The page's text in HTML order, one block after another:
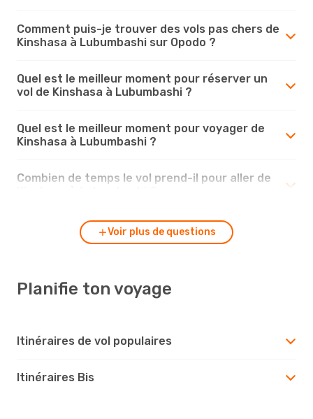
Comment puis-je trouver des vols pas chers de
Kinshasa à Lubumbashi sur Opodo ?
Quel est le meilleur moment pour réserver un
vol de Kinshasa à Lubumbashi ?
Quel est le meilleur moment pour voyager de
Kinshasa à Lubumbashi ?
Combien de temps le vol prend-il pour aller de
Voir plus de questions
Planifie ton voyage
Itinéraires de vol populaires
Itinéraires Bis